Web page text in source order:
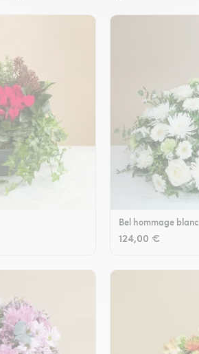
Bel hommage blanc
124,00 €